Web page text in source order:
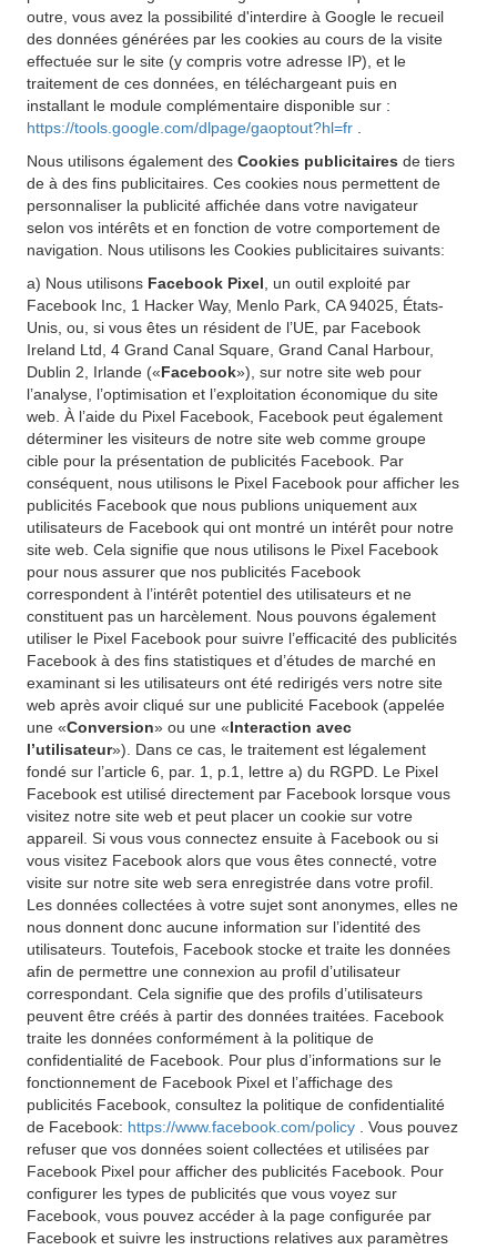
outre, vous avez la possibilité d'interdire à Google le recueil
des données générées par les cookies au cours de la visite
effectuée sur le site (y compris votre adresse IP), et le
traitement de ces données, en téléchargeant puis en
installant le module complémentaire disponible sur :
https://tools.google.com/dlpage/gaoptout?hl=fr
Nous utilisons également des Cookies publicitaires de tiers
de à des fins publicitaires. Ces cookies nous permettent de
personnaliser la publicité affichée dans votre navigateur
selon vos intérêts et en fonction de votre comportement de
navigation. Nous utilisons les Cookies publicitaires suivants:
a) Nous utilisons Facebook Pixel , un outil exploité par
Facebook Inc, 1 Hacker Way, Menlo Park, CA 94025, États-
Unis, ou, si vous êtes un résident de l’UE, par Facebook
Ireland Ltd, 4 Grand Canal Square, Grand Canal Harbour,
Dublin 2, Irlande («Facebook»), sur notre site web pour
l’analyse, l’optimisation et l’exploitation économique du site
web. À l’aide du Pixel Facebook, Facebook peut également
déterminer les visiteurs de notre site web comme groupe
cible pour la présentation de publicités Facebook. Par
conséquent, nous utilisons le Pixel Facebook pour afficher les
publicités Facebook que nous publions uniquement aux
utilisateurs de Facebook qui ont montré un intérêt pour notre
site web. Cela signifie que nous utilisons le Pixel Facebook
pour nous assurer que nos publicités Facebook
correspondent à l’intérêt potentiel des utilisateurs et ne
constituent pas un harcèlement. Nous pouvons également
utiliser le Pixel Facebook pour suivre l’efficacité des publicités
Facebook à des fins statistiques et d’études de marché en
examinant si les utilisateurs ont été redirigés vers notre site
web après avoir cliqué sur une publicité Facebook (appelée
une «Conversion» ou une «Interaction avec
l’utilisateur»). Dans ce cas, le traitement est légalement
fondé sur l’article 6, par. 1, p.1, lettre a) du RGPD. Le Pixel
Facebook est utilisé directement par Facebook lorsque vous
visitez notre site web et peut placer un cookie sur votre
appareil. Si vous vous connectez ensuite à Facebook ou si
vous visitez Facebook alors que vous êtes connecté, votre
visite sur notre site web sera enregistrée dans votre profil.
Les données collectées à votre sujet sont anonymes, elles ne
nous donnent donc aucune information sur l’identité des
utilisateurs. Toutefois, Facebook stocke et traite les données
afin de permettre une connexion au profil d’utilisateur
correspondant. Cela signifie que des profils d’utilisateurs
peuvent être créés à partir des données traitées. Facebook
traite les données conformément à la politique de
confidentialité de Facebook. Pour plus d’informations sur le
fonctionnement de Facebook Pixel et l’affichage des
publicités Facebook, consultez la politique de confidentialité
de Facebook: https://www.facebook.com/policy
. Vous pouvez
refuser que vos données soient collectées et utilisées par
Facebook Pixel pour afficher des publicités Facebook. Pour
configurer les types de publicités que vous voyez sur
Facebook, vous pouvez accéder à la page configurée par
Facebook et suivre les instructions relatives aux paramètres